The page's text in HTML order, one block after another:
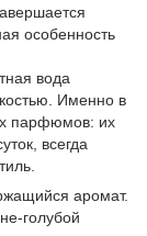
особенность
вода
Именно в
парфюмов: их
всегда
аромат.
голубой